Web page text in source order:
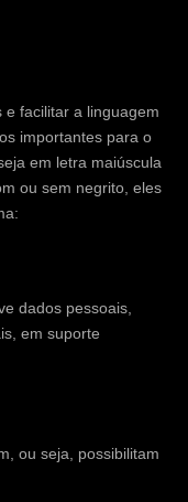
facilitar a linguagem
importantes para o
em letra maiúscula
ou sem negrito, eles
dados pessoais,
em suporte
ou seja, possibilitam